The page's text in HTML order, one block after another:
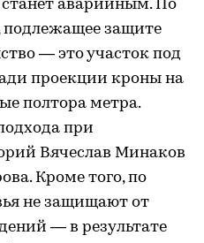
станет аварийным. По
защите
— это участок под
проекции кроны на
полтора метра.
при
Вячеслав Минаков
Кроме того, по
не защищают от
— в результате